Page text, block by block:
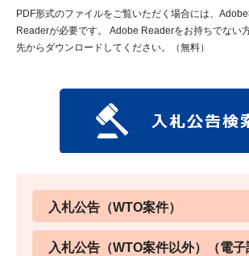
PDF形式のファイルをご覧いただく場合には、
Readerが必要です。
Adobe Readerをお持ちでない
先からダウンロードしてください。（無料）
入札公告（WTO案件）
入札公告（WTO案件以外）（電子